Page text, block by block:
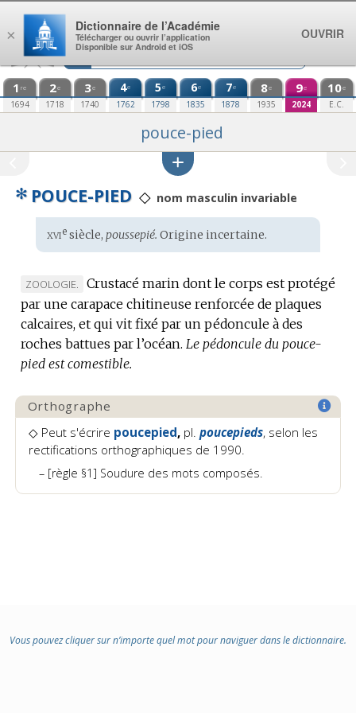
Aller au contenu
1 re
1694
2e
1718
3e
1740
4e
1762
5e
1798
6e
1835
7e
1878
8e
1935
9e
2024
10e
E.C.
pouce-pied
✻ POUCE-PIED ◇ nom masculin invariable
Étymologie
:
xviesiècle, poussepié. Origine incertaine.
MARQUE
DE
DOMAINE
:
ZOOLOGIE.
Crustacé marin dont le corps est protégé
par une carapace chitineuse renforcée de plaques
calcaires, et qui vit fixé par un pédoncule à des
roches battues par l’océan. Le pédoncule du pouce-
pied est comestible.
Orthographe
◇ Peut s'écrire poucepied, pl. poucepieds, selon les
rectifications orthographiques de 1990.
[règle §1] Soudure des mots composés.
Vous pouvez cliquer sur n’importe quel mot pour naviguer dans le dictionnaire.
×
Dictionnaire de l’Académie
Télécharger ou ouvrir l’application
Disponible sur Android et iOS
OUVRIR